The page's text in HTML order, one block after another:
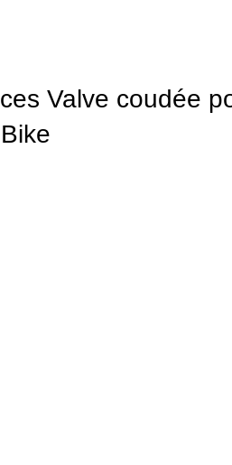
Valve coudée